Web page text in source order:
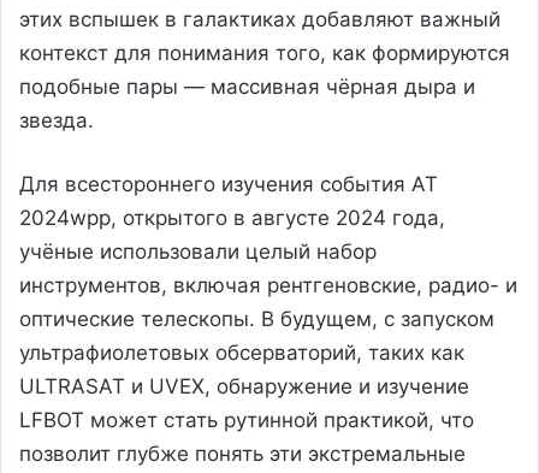
этих вспышек в галактиках добавляют важный
контекст для понимания того, как формируются
подобные пары — массивная чёрная дыра и
звезда.
Для всестороннего изучения события AT
2024wpp, открытого в августе 2024 года,
учёные использовали целый набор
инструментов, включая рентгеновские, радио- и
оптические телескопы. В будущем, с запуском
ультрафиолетовых обсерваторий, таких как
ULTRASAT и UVEX, обнаружение и изучение
LFBOT может стать рутинной практикой, что
позволит глубже понять эти экстремальные